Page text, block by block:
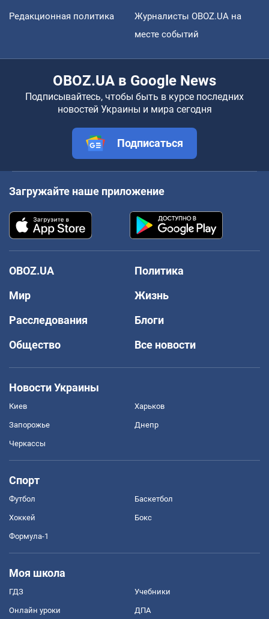
Редакционная политика
Журналисты OBOZ.UA на
месте событий
OBOZ.UA в Google News
Подписывайтесь, чтобы быть в курсе последних
новостей Украины и мира сегодня
Подписаться
Загружайте наше приложение
OBOZ.UA
Политика
Мир
Жизнь
Расследования
Блоги
Общество
Все новости
Новости Украины
Киев Харьков
Запорожье Днепр
Черкассы
Спорт
Футбол Баскетбол
Хоккей Бокс
Формула-1
Моя школа
ГДЗ Учебники
Онлайн уроки ДПА